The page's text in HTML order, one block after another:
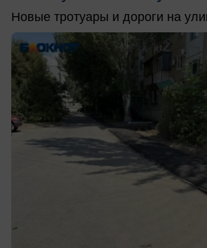
Новые тротуары и дороги на